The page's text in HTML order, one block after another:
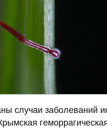
случаи